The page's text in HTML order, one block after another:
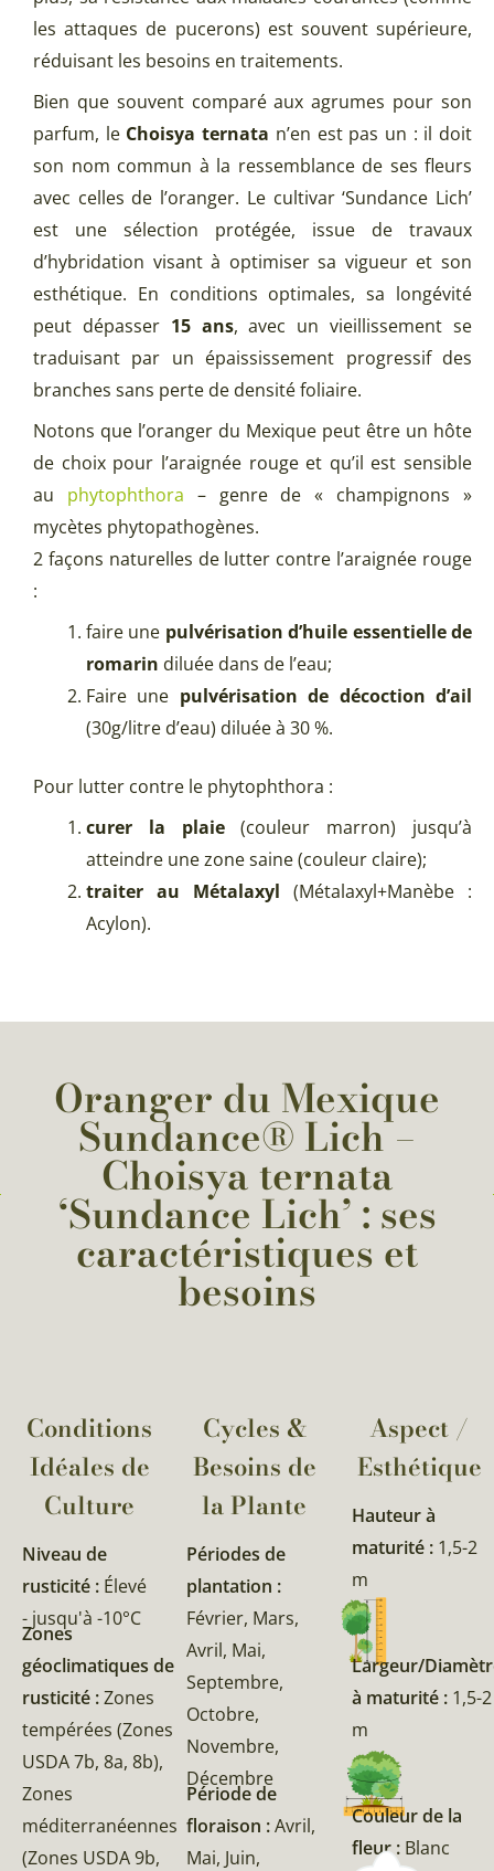
les attaques de pucerons) est souvent supérieure,
réduisant les besoins en traitements.
Bien que souvent comparé aux agrumes pour son
parfum, le Choisya ternata n’en est pas un : il doit
son nom commun à la ressemblance de ses fleurs
avec celles de l’oranger. Le cultivar ‘Sundance Lich’
est une sélection protégée, issue de travaux
d’hybridation visant à optimiser sa vigueur et son
esthétique. En conditions optimales, sa longévité
peut dépasser 15 ans, avec un vieillissement se
traduisant par un épaississement progressif des
branches sans perte de densité foliaire.
Notons que l’oranger du Mexique peut être un hôte
de choix pour l’araignée rouge et qu’il est sensible
au phytophthora – genre de « champignons »
mycètes phytopathogènes.
2 façons naturelles de lutter contre l’araignée rouge
:
faire une pulvérisation d’huile essentielle de
romarin diluée dans de l’eau;
Faire une pulvérisation de décoction d’ail
(30g/litre d’eau) diluée à 30 %.
Pour lutter contre le phytophthora :
curer la plaie(couleur marron) jusqu’à
atteindre une zone saine (couleur claire);
traiter au Métalaxyl (Métalaxyl+Manèbe :
Acylon).
Oranger du Mexique
Sundance® Lich –
Choisya ternata
‘Sundance Lich’ : ses
caractéristiques et
besoins
Conditions
Idéales de
Culture
Niveau de
rusticité : Élevé
- jusqu'à -10°C
Zones
géoclimatiques de
rusticité :Zones
tempérées (Zones
USDA 7b, 8a, 8b),
Zones
méditerranéennes
(Zones USDA 9b,
Cycles &
Besoins de
la Plante​
Périodes de
plantation :
Février, Mars,
Avril, Mai,
Septembre,
Octobre,
Novembre,
Décembre
Période de
floraison :Avril,
Mai, Juin,
Aspect /
Esthétique
Hauteur à
maturité : 1,5-2
m
Largeur/
à maturité : 1,5-2
m
Couleur de la
fleur : Blanc